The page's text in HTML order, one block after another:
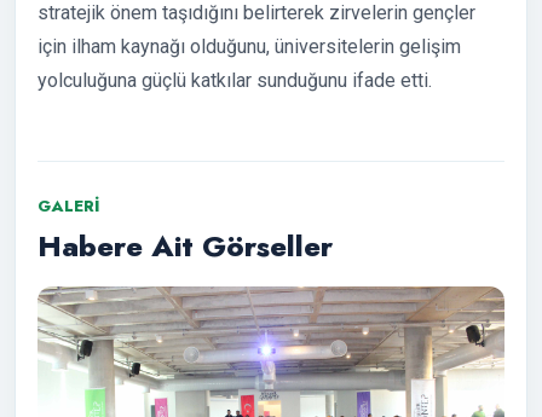
stratejik önem taşıdığını belirterek zirvelerin gençler
için ilham kaynağı olduğunu, üniversitelerin gelişim
yolculuğuna güçlü katkılar sunduğunu ifade etti.
GALERI
Habere Ait Görseller